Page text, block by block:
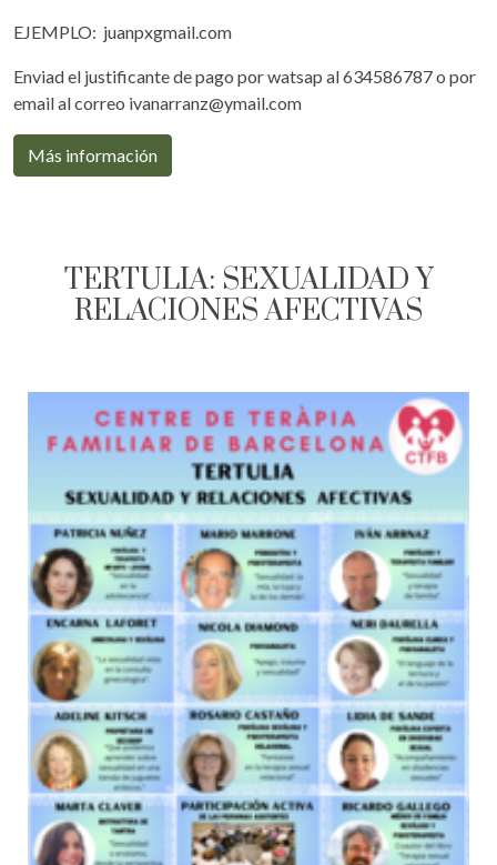
EJEMPLO: juanpxgmail.com
Enviad el justificante de pago por watsap al 634586787 o por
email al correo ivanarranz@ymail.com
Más información
TERTULIA: SEXUALIDAD Y
RELACIONES AFECTIVAS